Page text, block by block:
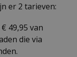
er 2 tarieven:
49,95 van
die via